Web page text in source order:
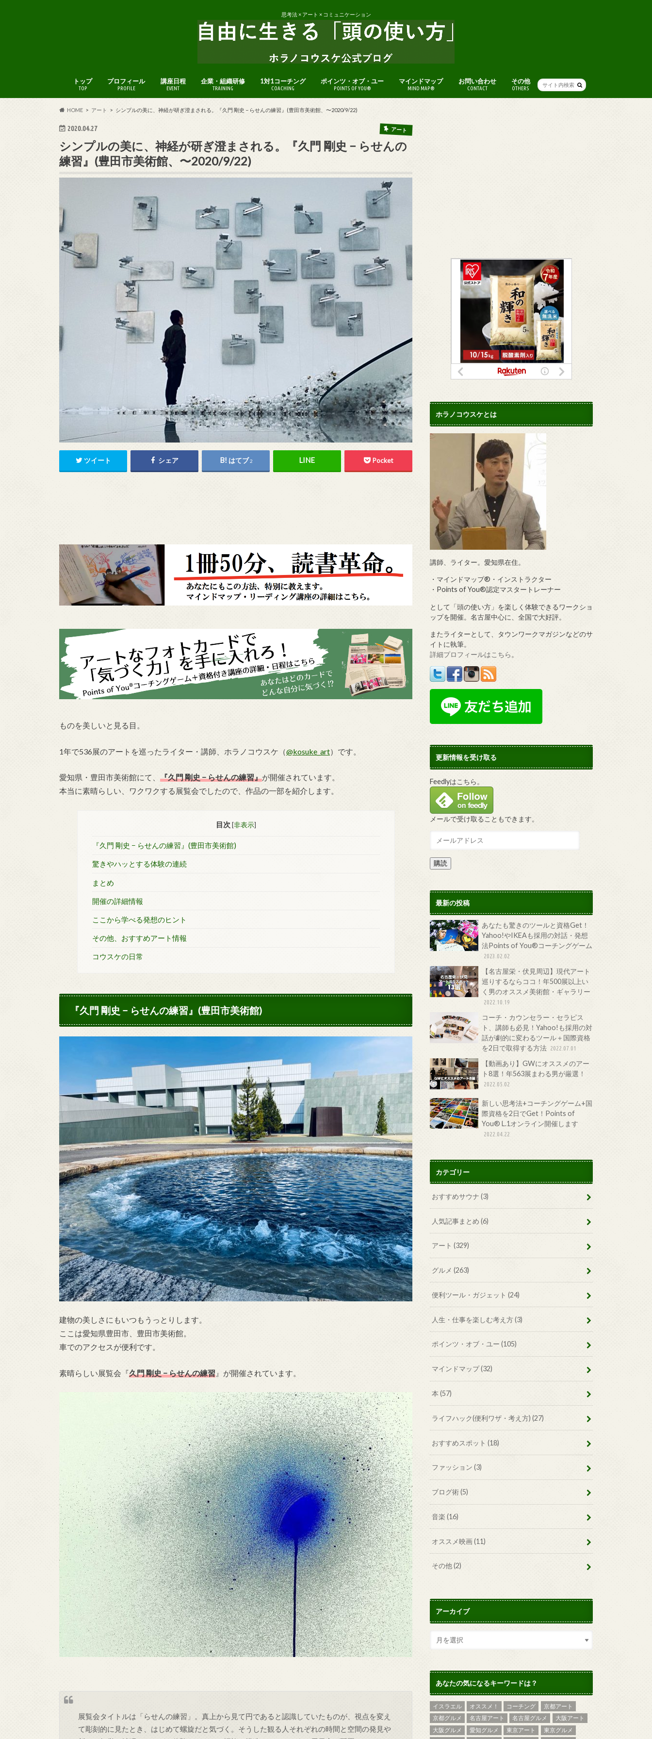
思考法 × アート × コミュニケーション
トップ
TOP
プロフィール
PROFILE
講座日程
EVENT
企業・組織研修
TRAINING
1対1コーチング
COACHING
ポインツ・オブ・ユー
POINTS OF YOU®
マインドマップ
MIND MAP®
お問い合わせ
CONTACT
その他
OTHERS
HOME アート シンプルの美に、神経が研ぎ澄まされる。『久門 剛史 − らせんの練習』(豊田市美術館、〜2020/9/22)
2020.04.27 アート
シンプルの美に、神経が研ぎ澄まされる。『久門 剛史 − らせんの
練習』(豊田市美術館、〜2020/9/22)
ツイート シェア はてブ2 Pocket
ものを美しいと見る目。
1年で536展のアートを巡ったライター・講師、ホラノコウスケ（@kosuke_art）です。
愛知県・豊田市美術館にて、 『久門 剛史 − らせんの練習』が開催されています。
本当に素晴らしい、ワクワクする展覧会でしたので、作品の一部を紹介します。
目次 [非表示]
『久門 剛史 − らせんの練習』(豊田市美術館)
驚きやハッとする体験の連続
まとめ
開催の詳細情報
ここから学べる発想のヒント
その他、おすすめアート情報
コウスケの日常
『久門 剛史 − らせんの練習』(豊田市美術館)
建物の美しさにもいつもうっとりします。
ここは愛知県豊田市、豊田市美術館。
車でのアクセスが便利です。
素晴らしい展覧会『久門 剛史 − らせんの練習 』が開催されています。
展覧会タイトルは「らせんの練習」。真上から見て円であると認識していたものが、視点を変え
て彫刻的に見たとき、はじめて螺旋だと気づく。そうした観る人それぞれの時間と空間の発見や
ホラノコウスケとは
講師、ライター。愛知県在住。
・マインドマップ®・インストラクター
・Points of You®認定マスタートレーナー
として「頭の使い方」を楽しく体験できるワークショ
ップを開催。名古屋中心に、全国で大好評。
またライターとして、タウンワークマガジンなどのサ
イトに執筆。
詳細プロフィールはこちら 。
更新情報を受け取る
Feedlyはこちら。
メールで受け取ることもできます。
購読
最新の投稿
あなたも驚きのツールと資格Get！
Yahoo!やIKEAも採用の対話・発想
法Points of You®コーチングゲーム
2023.02.02
【名古屋栄・伏見周辺】現代アート
巡りするならココ！年500展以上い
く男のオススメ美術館・ギャラリー
2022.10.19
コーチ・カウンセラー・セラピス
ト、講師も必見！Yahoo!も採用の対
話が劇的に変わるツール＋国際資格
を2日で取得する方法 2022.07.01
【動画あり】GWにオススメのアー
ト8選！年563展まわる男が厳選！
2022.05.02
新しい思考法+コーチングゲーム+国
際資格を2日でGet！Points of
You® L.1オンライン開催します
2022.04.22
カテゴリー
おすすめサウナ(3)
人気記事まとめ(6)
アート(329)
グルメ(263)
便利ツール・ガジェット(24)
人生・仕事を楽しむ考え方(3)
ポインツ・オブ・ユー(105)
マインドマップ(32)
本(57)
ライフハック(便利ワザ・考え方)(27)
おすすめスポット(18)
ファッション(3)
ブログ術(5)
音楽(16)
オススメ映画(11)
その他(2)
アーカイブ
あなたの気になるキーワードは？
イスラエル オススメ！ コーチング
京都アート
京都グルメ
名古屋アート 名古屋グルメ
大阪アート
大阪グルメ
愛知グルメ 東京アート
東京グルメ